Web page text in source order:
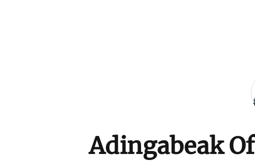
Adingabeak